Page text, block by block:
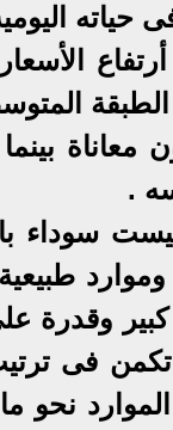
حياته
معاناة
.
سوداء
وموارد
وقدرة
تكمن فى
نحو